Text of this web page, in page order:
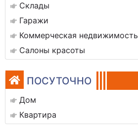
Склады
Гаражи
Коммерческая недвижимость
Салоны красоты
ПОСУТОЧНО
Дом
Квартира